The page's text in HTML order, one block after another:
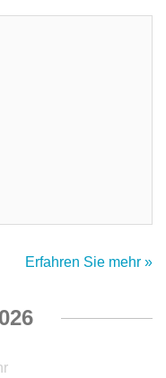
Erfahren Sie mehr »